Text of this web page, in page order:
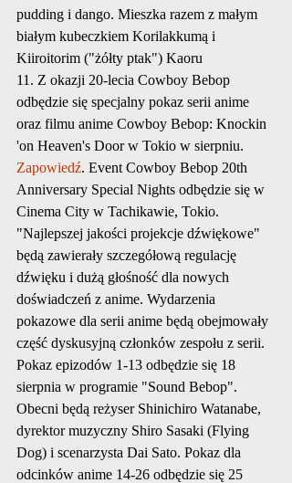
pudding i dango. Mieszka razem z małym
białym kubeczkiem Korilakkumą i
Kiiroitorim ("żółty ptak") Kaoru
11. Z okazji 20-lecia Cowboy Bebop
odbędzie się specjalny pokaz serii anime
oraz filmu anime Cowboy Bebop: Knockin
'on Heaven's Door w Tokio w sierpniu.
Zapowiedź. Event Cowboy Bebop 20th
Anniversary Special Nights odbędzie się w
Cinema City w Tachikawie, Tokio.
"Najlepszej jakości projekcje dźwiękowe"
będą zawierały szczegółową regulację
dźwięku i dużą głośność dla nowych
doświadczeń z anime. Wydarzenia
pokazowe dla serii anime będą obejmowały
część dyskusyjną członków zespołu z serii.
Pokaz epizodów 1-13 odbędzie się 18
sierpnia w programie "Sound Bebop".
Obecni będą reżyser Shinichiro Watanabe,
dyrektor muzyczny Shiro Sasaki (Flying
Dog) i scenarzysta Dai Sato. Pokaz dla
odcinków anime 14-26 odbędzie się 25